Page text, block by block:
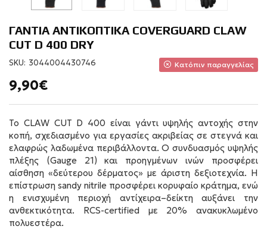
ΓΑΝΤΙΑ ΑΝΤΙΚΟΠΤΙΚΑ COVERGUARD CLAW
CUT D 400 DRY
SKU: 3044004430746 Κατόπιν παραγγελίας
9,90€
Το CLAW CUT D 400 είναι γάντι υψηλής αντοχής στην
κοπή, σχεδιασμένο για εργασίες ακριβείας σε στεγνά και
ελαφρώς λαδωμένα περιβάλλοντα. Ο συνδυασμός υψηλής
πλέξης (Gauge 21) και προηγμένων ινών προσφέρει
αίσθηση «δεύτερου δέρματος» με άριστη δεξιοτεχνία. Η
επίστρωση sandy nitrile προσφέρει κορυφαίο κράτημα, ενώ
η ενισχυμένη περιοχή αντίχειρα–δείκτη αυξάνει την
ανθεκτικότητα. RCS-certified με 20% ανακυκλωμένο
πολυεστέρα.